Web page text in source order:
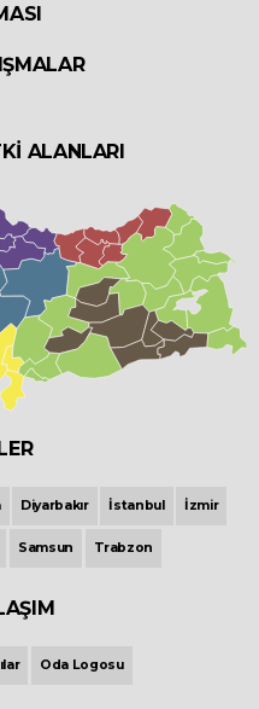
ALANLARI
Diyarbakır İstanbul İzmir
Samsun Trabzon
Oda Logosu